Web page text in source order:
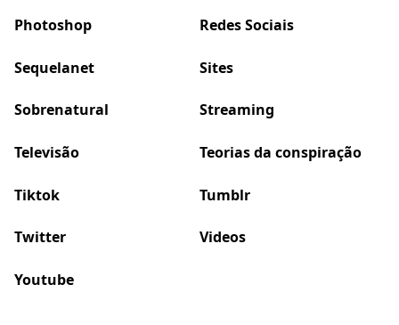
Photoshop Redes Sociais
Sequelanet Sites
Sobrenatural Streaming
Televisão Teorias da conspiração
Tiktok Tumblr
Twitter Videos
Youtube